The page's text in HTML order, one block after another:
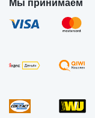
Мы принимаем